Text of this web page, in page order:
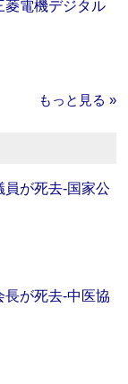
菱電機デジタル
もっと見る »
員が死去‐国家公
長が死去‐中医協